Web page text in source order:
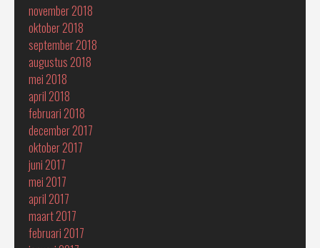
november 2018
oktober 2018
september 2018
augustus 2018
mei 2018
april 2018
februari 2018
december 2017
oktober 2017
juni 2017
mei 2017
april 2017
maart 2017
februari 2017